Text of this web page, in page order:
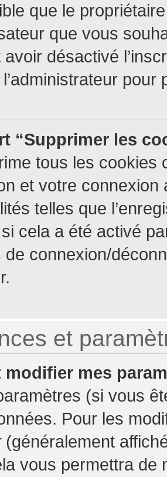
que le
que vous
avoir désactivé
“Supprimer les
tous les cookies
et votre
telles que
cela a été activé
de connexion/
et
modifier mes
(si vous
Pour les
(généralement
vous permettra de